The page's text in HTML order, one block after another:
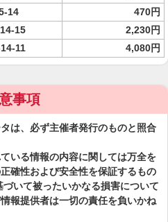
14
470円
15
2,230円
11 4,080円
事項
は、必ず主催者発行のものと照合
いる情報の内容に関しては万全を
確性および安全性を保証するもの
いて被ったいかなる損害について
報提供者は一切の責任を負いかね